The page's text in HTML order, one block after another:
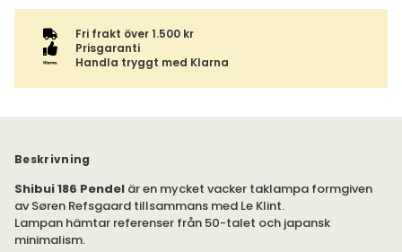
Fri frakt över 1.500 kr
Prisgaranti
Handla tryggt med Klarna
Beskrivning
Shibui 186 Pendel är en mycket vacker taklampa formgiven
av Søren Refsgaard tillsammans med Le Klint.
Lampan hämtar referenser från 50-talet och japansk
minimalism.